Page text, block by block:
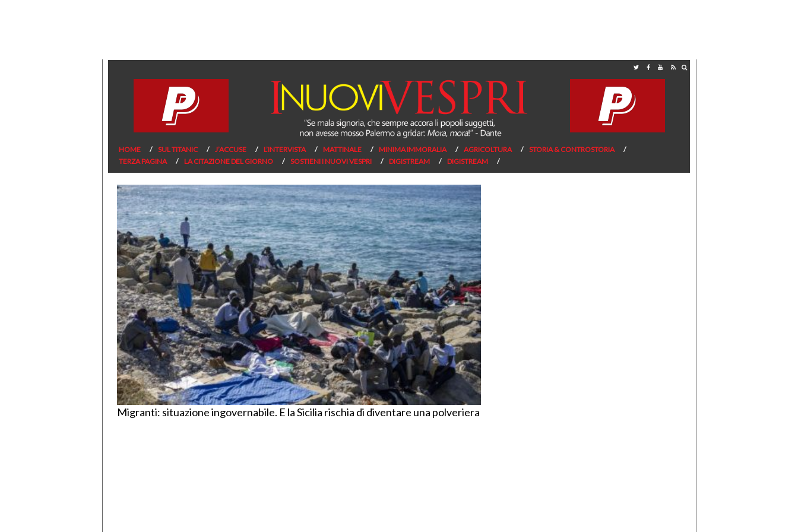
HOME SUL TITANIC J’ACCUSE L’INTERVISTA MATTINALE MINIMA IMMORALIA AGRICOLTURA
STORIA & CONTROSTORIA
TERZA PAGINA
LA CITAZIONE DEL GIORNO SOSTIENI I NUOVI VESPRI DIGISTREAM DIGISTREAM
Migranti: situazione ingovernabile. E la Sicilia rischia di diventare una polveriera